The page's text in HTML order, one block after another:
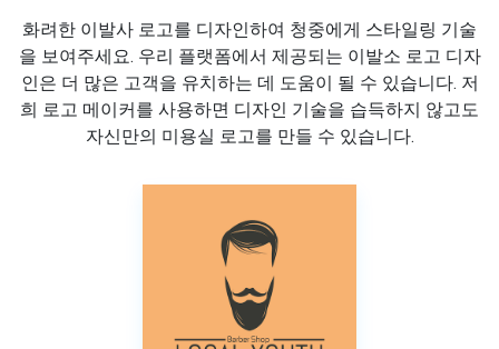
화려한 이발사 로고를 디자인하여 청중에게 스타일링 기술
을 보여주세요. 우리 플랫폼에서 제공되는 이발소 로고 디자
인은 더 많은 고객을 유치하는 데 도움이 될 수 있습니다. 저
희 로고 메이커를 사용하면 디자인 기술을 습득하지 않고도
자신만의 미용실 로고를 만들 수 있습니다.